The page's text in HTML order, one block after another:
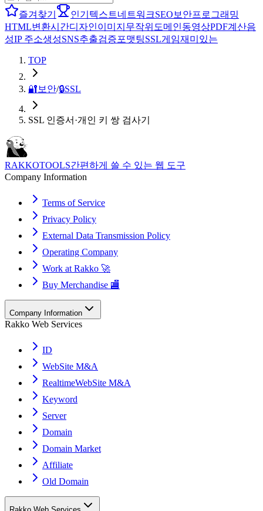
즐겨찾기 인기 텍스트네트워크SEO 보안프로그래밍
HTML변환시간디자인이미지 무작위 도메인동영상PDF계산음
성IP 주소생성SNS추출검증포맷팅SSL게임재미있는
TOP
🔐 보안/🔒SSL
SSL 인증서·개인 키 쌍 검사기
RAKKOTOOLS간편하게 쓸 수 있는 웹 도구
Company Information
Terms of Service
Privacy Policy
External Data Transmission Policy
Operating Company
Work at Rakko 🚀
Buy Merchandise 🏬
Company Information
Rakko Web Services
ID
WebSite M&A
RealtimeWebSite M&A
Keyword
Server
Domain
Domain Market
Affiliate
Old Domain